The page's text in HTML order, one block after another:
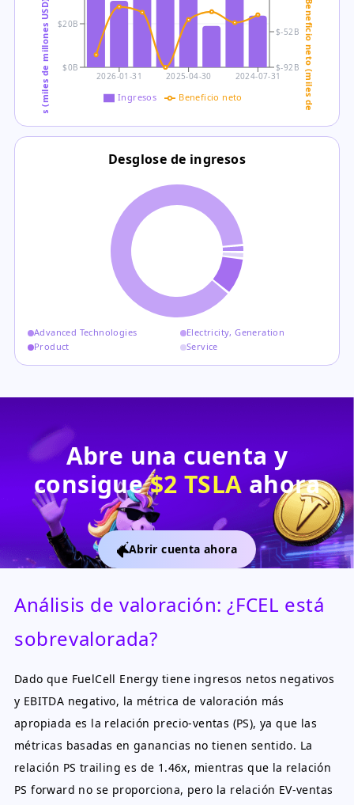
2026-01-31 2025-04-30 2024-07-31
$0B
$20B
Ingresos (miles de millones USD) $-92B
$-52B Beneficio neto (miles de millones USD)
Ingresos Beneficio neto
Desglose de ingresos
Advanced Technologies
Electricity, Generation
Product
Service
Abre una cuenta y
consigue$2 TSLA ahora
Abrir cuenta ahora
Análisis de valoración: ¿FCEL está
sobrevalorada?
Dado que FuelCell Energy tiene ingresos netos negativos
y EBITDA negativo, la métrica de valoración más
apropiada es la relación precio-ventas (PS), ya que las
métricas basadas en ganancias no tienen sentido. La
relación PS trailing es de 1.46x, mientras que la relación
PS forward no se proporciona, pero la relación EV-ventas